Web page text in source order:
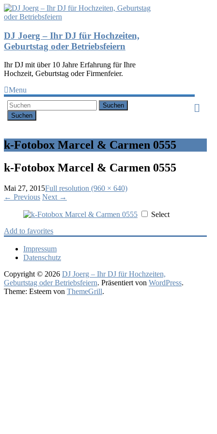
DJ Joerg – Ihr DJ für Hochzeiten,
Geburtstag oder Betriebsfeiern
Ihr DJ mit über 10 Jahre Erfahrung für Ihre
Hochzeit, Geburtstag oder Firmenfeier.
Menu
Suchen
k-Fotobox Marcel & Carmen 0555
k-Fotobox Marcel & Carmen 0555
Mai 27, 2015Full resolution (960 × 640)
← Previous Next →
Select
Add to favorites
Impressum
Datenschutz
Copyright © 2026 DJ Joerg – Ihr DJ für Hochzeiten,
Geburtstag oder Betriebsfeiern. Präsentiert von WordPress.
Theme: Esteem von ThemeGrill.